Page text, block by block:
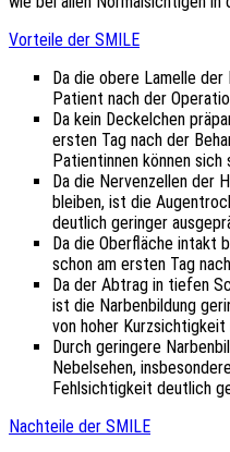
Vorteile der SMILE
Da die obere Lamelle
Patient nach der
Da kein Deckelchen
ersten Tag nach der
Patientinnen können sich
Da die Nervenzellen der
bleiben, ist die
deutlich geringer
Da die Oberfläche intakt
schon am ersten Tag
Da der Abtrag in tiefen
ist die Narbenbildung
von hoher Kurzsichtigkeit
Durch geringere
Nebelsehen,
Fehlsichtigkeit deutlich
Nachteile der SMILE